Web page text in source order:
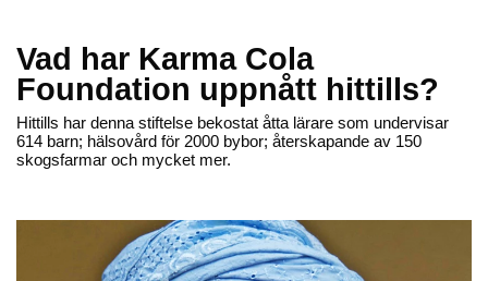
Vad har Karma Cola
Foundation uppnått hittills?
Hittills har denna stiftelse bekostat åtta lärare som undervisar
614 barn; hälsovård för 2000 bybor; återskapande av 150
skogsfarmar och mycket mer.
Lägg till 28,20 kr Lägg till
Ekologisk